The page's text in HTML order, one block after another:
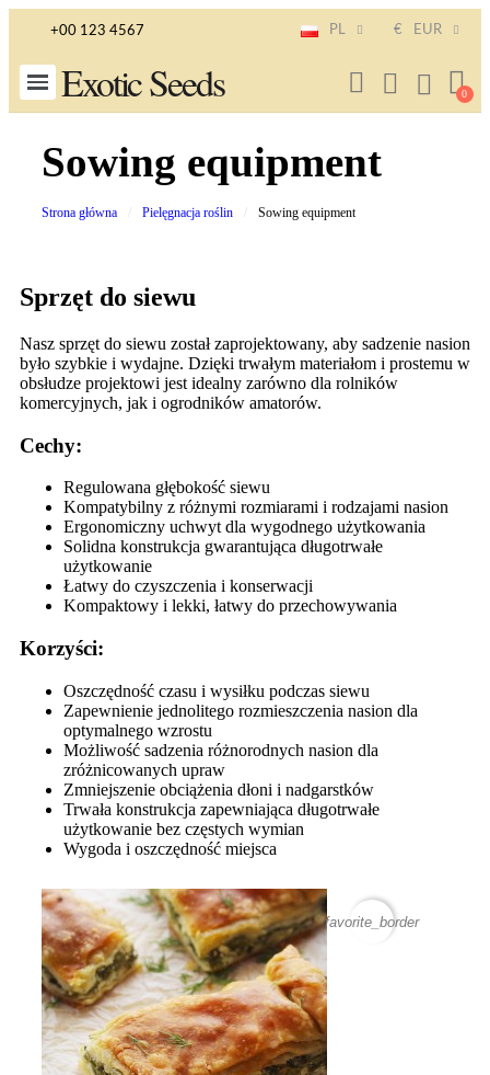
+00 123 4567 PL € EUR
Exotic Seeds
Sowing equipment
Strona główna Pielęgnacja roślin Sowing equipment
Sprzęt do siewu
Nasz sprzęt do siewu został zaprojektowany, aby sadzenie nasion
było szybkie i wydajne. Dzięki trwałym materiałom i prostemu w
obsłudze projektowi jest idealny zarówno dla rolników
komercyjnych, jak i ogrodników amatorów.
Cechy:
Regulowana głębokość siewu
Kompatybilny z różnymi rozmiarami i rodzajami nasion
Ergonomiczny uchwyt dla wygodnego użytkowania
Solidna konstrukcja gwarantująca długotrwałe
użytkowanie
Łatwy do czyszczenia i konserwacji
Kompaktowy i lekki, łatwy do przechowywania
Korzyści:
Oszczędność czasu i wysiłku podczas siewu
Zapewnienie jednolitego rozmieszczenia nasion dla
optymalnego wzrostu
Możliwość sadzenia różnorodnych nasion dla
zróżnicowanych upraw
Zmniejszenie obciążenia dłoni i nadgarstków
Trwała konstrukcja zapewniająca długotrwałe
użytkowanie bez częstych wymian
Wygoda i oszczędność miejsca
favorite_border